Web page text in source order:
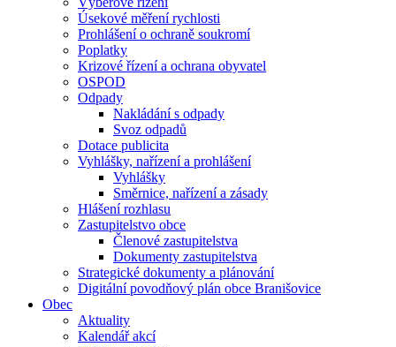
Úsekové měření rychlosti
Prohlášení o ochraně soukromí
Poplatky
Krizové řízení a ochrana obyvatel
OSPOD
Odpady
Nakládání s odpady
Svoz odpadů
Dotace publicita
Vyhlášky, nařízení a prohlášení
Vyhlášky
Směrnice, nařízení a zásady
Hlášení rozhlasu
Zastupitelstvo obce
Členové zastupitelstva
Dokumenty zastupitelstva
Strategické dokumenty a plánování
Digitální povodňový plán obce Branišovice
Obec
Aktuality
Kalendář akcí